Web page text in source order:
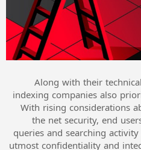
Along with their
indexing companies also
With rising considerations
the net security, end
queries and searching
utmost confidentiality and